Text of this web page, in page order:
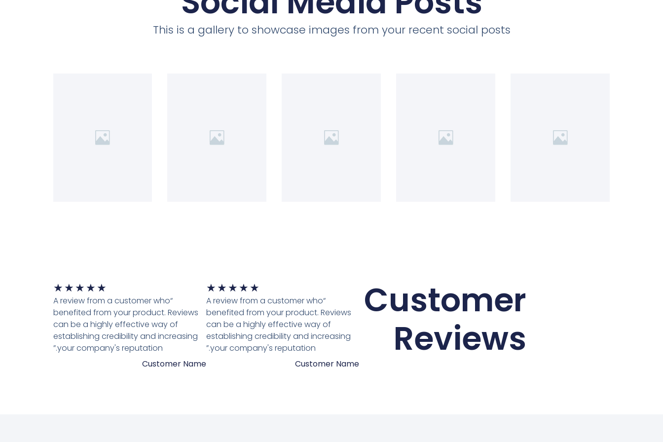
This is a gallery to showcase images from your recent social posts
Customer
Reviews
★
★
★
★
★
5
מתוך
5
“A review from a customer who
benefited from your product. Reviews
can be a highly effective way of
establishing credibility and increasing
your company's reputation.”
Customer Name
★
★
★
★
★
5
מתוך
5
“A review from a customer who
benefited from your product. Reviews
can be a highly effective way of
establishing credibility and increasing
your company's reputation.”
Customer Name